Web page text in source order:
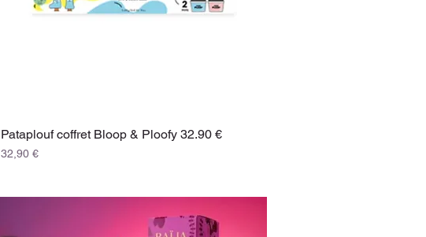
Pataplouf coffret Bloop & Ploofy 32.90 €
Prix
32,90 €